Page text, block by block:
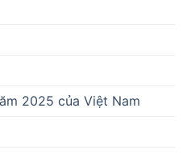
2025 của Việt Nam